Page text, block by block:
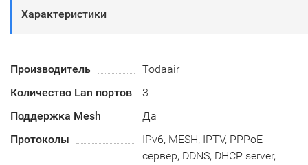
Характеристики
Производитель
Todaair
Количество Lan портов
3
Поддержка Mesh
Да
Протоколы
IPv6, MESH, IPTV, PPPoE-
сервер, DDNS, DHCP server,